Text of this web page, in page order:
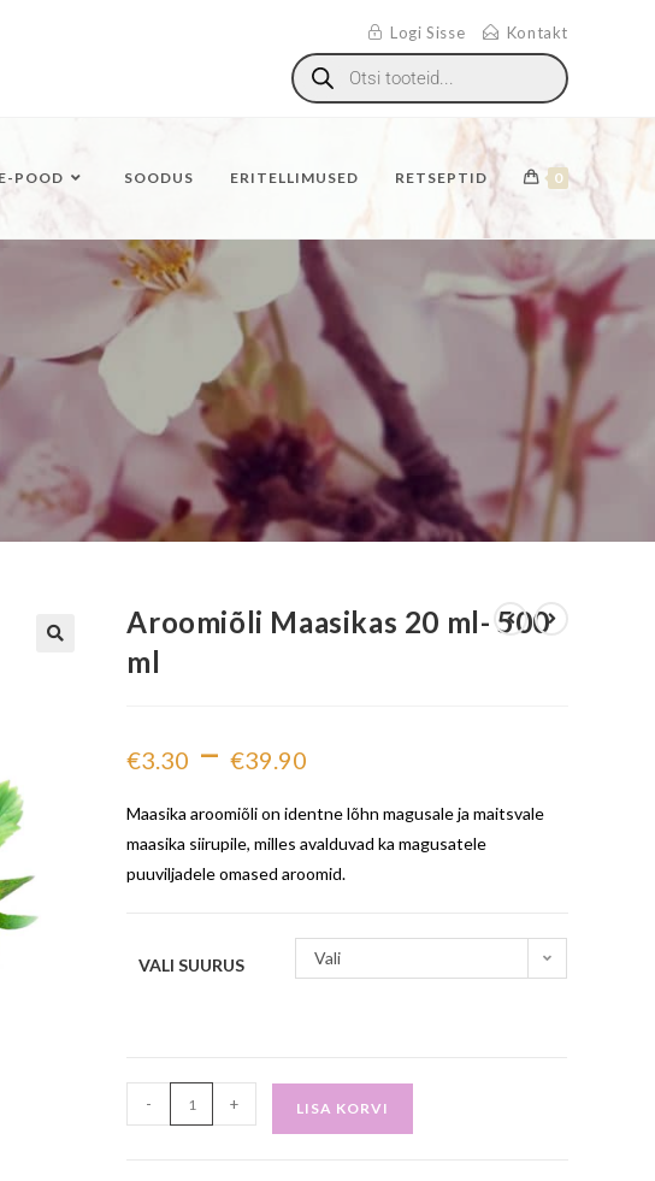
Logi Sisse Kontakt
E-POOD SOODUS ERITELLIMUSED RETSEPTID 0
Aroomiõli Maasikas 20 ml- 500
ml
€3.30 – €39.90
Maasika aroomiõli on identne lõhn magusale ja maitsvale
maasika siirupile, milles avalduvad ka magusatele
puuviljadele omased aroomid.
VALI SUURUS Vali
- + LISA KORVI